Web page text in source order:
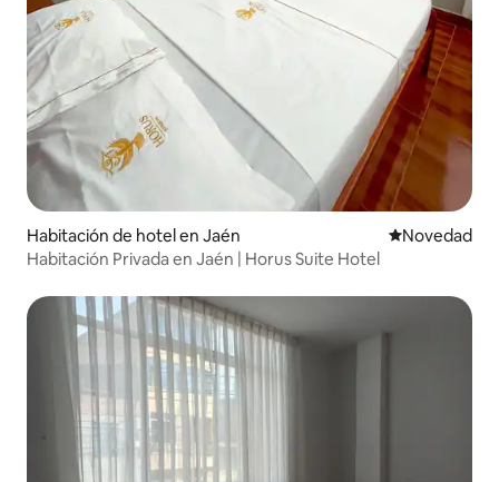
Habitación de hotel en Jaén Lugar para
Novedad
Habitación Privada en Jaén | Horus Suite Hotel